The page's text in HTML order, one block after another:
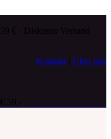
Kontakt
Über uns